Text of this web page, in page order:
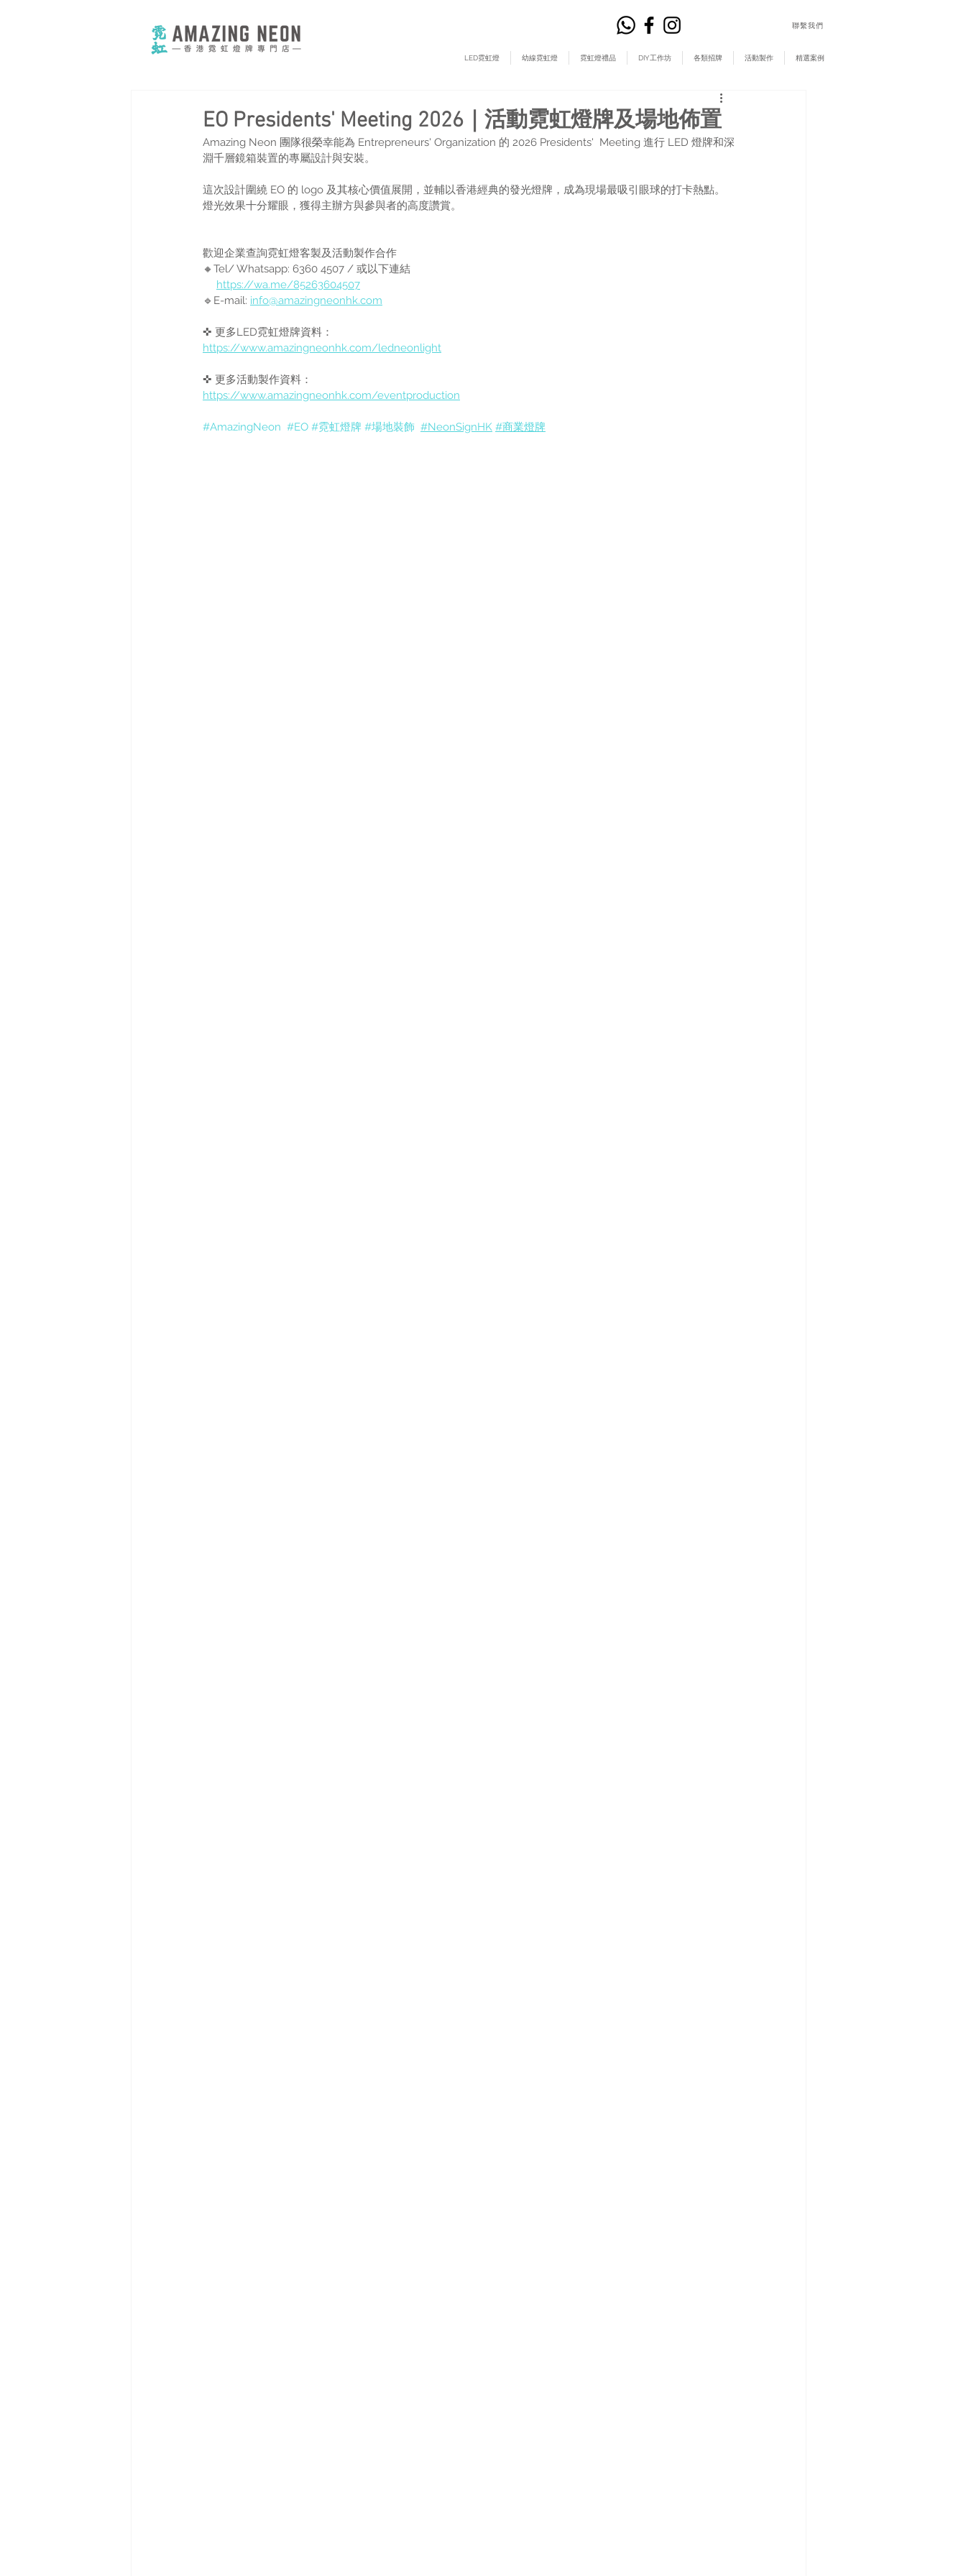
​聯繫我們
LED霓虹燈 幼線霓虹燈 霓虹燈禮品 DIY工作坊 各類招牌 活動製作 精選案例
EO Presidents' Meeting 2026｜活動霓虹燈牌及場地佈置
Amazing Neon 團隊很榮幸能為 Entrepreneurs' Organization 的 2026 Presidents'  Meeting 進行 LED 燈牌和深
淵千層鏡箱裝置的專屬設計與安裝。
這次設計圍繞 EO 的 logo 及其核心價值展開，並輔以香港經典的發光燈牌，成為現場最吸引眼球的打卡熱點。
燈光效果十分耀眼，獲得主辦方與參與者的高度讚賞。
歡迎企業查詢霓虹燈客製及活動製作合作
🔸Tel/ Whatsapp: 6360 4507 / 或以下連結
https://wa.me/85263604507
🔹E-mail: info@amazingneonhk.com
✜ 更多LED霓虹燈牌資料：
https://www.amazingneonhk.com/ledneonlight
✜ 更多活動製作資料：
https://www.amazingneonhk.com/eventproduction
#AmazingNeon #EO #霓虹燈牌 #場地裝飾 #NeonSignHK #商業燈牌